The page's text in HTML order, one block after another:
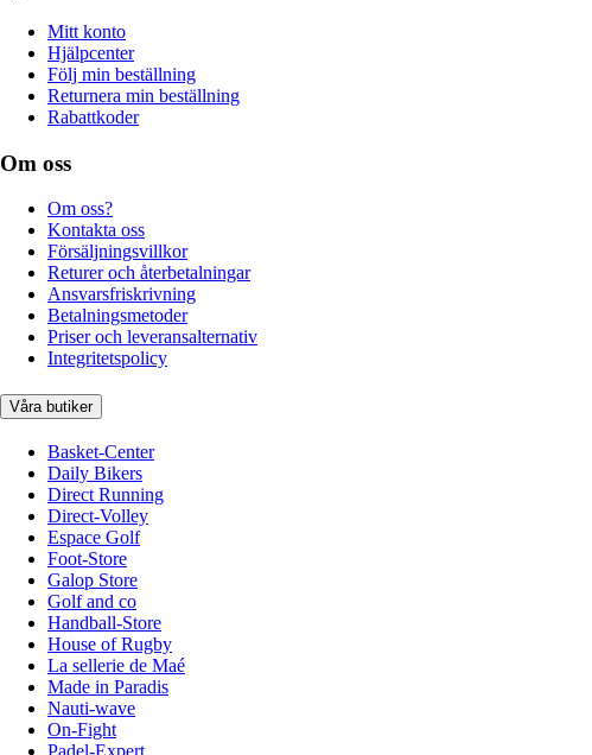
Mitt konto
Hjälpcenter
Följ min beställning
Returnera min beställning
Rabattkoder
Om oss
Om oss?
Kontakta oss
Försäljningsvillkor
Returer och återbetalningar
Ansvarsfriskrivning
Betalningsmetoder
Priser och leveransalternativ
Integritetspolicy
Våra butiker
Basket-Center
Daily Bikers
Direct Running
Direct-Volley
Espace Golf
Foot-Store
Galop Store
Golf and co
Handball-Store
House of Rugby
La sellerie de Maé
Made in Paradis
Nauti-wave
On-Fight
Padel-Expert